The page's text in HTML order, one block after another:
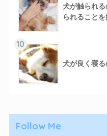
犬が触られ
られること
10
犬が良く寝
Follow Me